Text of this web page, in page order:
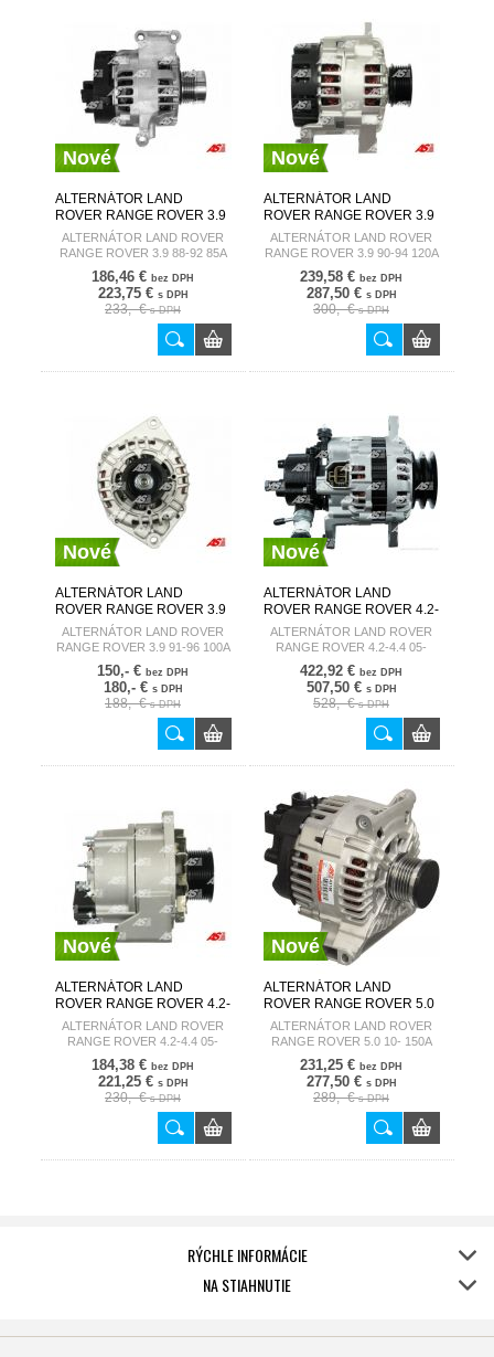
Nové
ALTERNÁTOR LAND
ROVER RANGE ROVER 3.9
88-92 85A A6264(DENSO)
AUTOSTARTER
ALTERNÁTOR LAND ROVER
RANGE ROVER 3.9 88-92 85A
A6264(DENSO)
186,46 € bez DPH
223,75 € s DPH
233,- €s DPH
Nové
ALTERNÁTOR LAND
ROVER RANGE ROVER 3.9
90-94 120A A6195(DENSO)
AUTOSTARTER
ALTERNÁTOR LAND ROVER
RANGE ROVER 3.9 90-94 120A
A6195(DENSO)
239,58 € bez DPH
287,50 € s DPH
300,- €s DPH
Nové
ALTERNÁTOR LAND
ROVER RANGE ROVER 3.9
91-96 100A A4101
AUTOSTARTER
ALTERNÁTOR LAND ROVER
RANGE ROVER 3.9 91-96 100A
A4101
150,- € bez DPH
180,- € s DPH
188,- €s DPH
Nové
ALTERNÁTOR LAND
ROVER RANGE ROVER 4.2-
4.4 05- 150A A6045(DENSO)
AUTOSTARTER
ALTERNÁTOR LAND ROVER
RANGE ROVER 4.2-4.4 05-
150A A6045(DENSO)
422,92 € bez DPH
507,50 € s DPH
528,- €s DPH
Nové
ALTERNÁTOR LAND
ROVER RANGE ROVER 4.2-
4.4 05- A6045
AUTOSTARTER
ALTERNÁTOR LAND ROVER
RANGE ROVER 4.2-4.4 05-
A6045
184,38 € bez DPH
221,25 € s DPH
230,- €s DPH
Nové
ALTERNÁTOR LAND
ROVER RANGE ROVER 5.0
10- 150A A6235
AUTOSTARTER
ALTERNÁTOR LAND ROVER
RANGE ROVER 5.0 10- 150A
A6235
231,25 € bez DPH
277,50 € s DPH
289,- €s DPH
RÝCHLE INFORMÁCIE
NA STIAHNUTIE